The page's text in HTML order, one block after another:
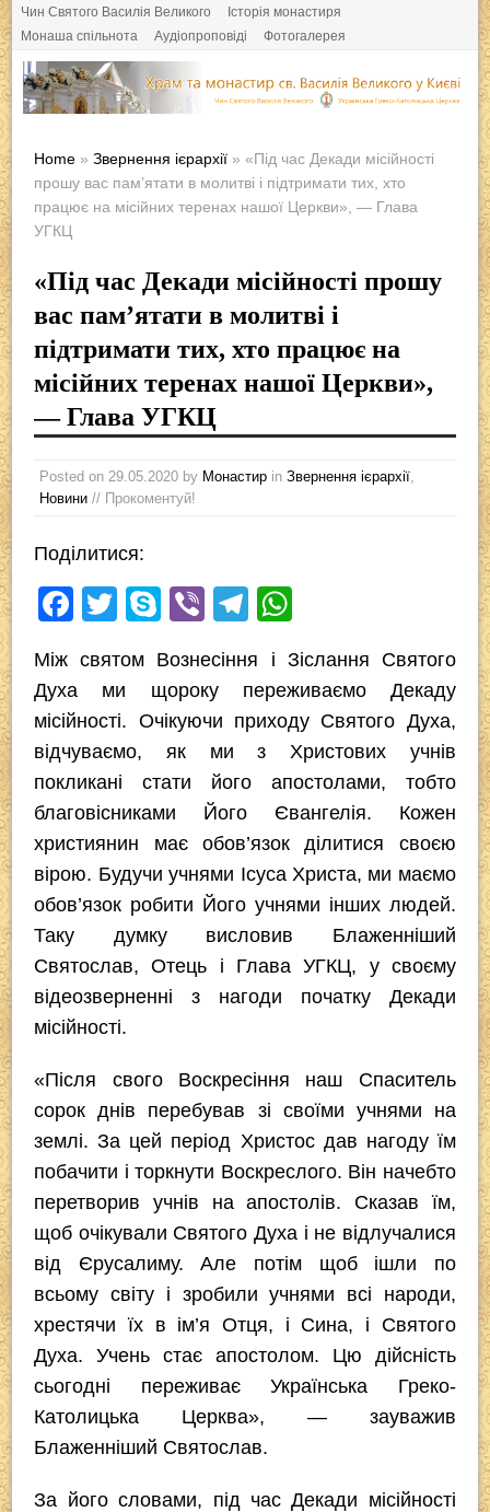
Чин Святого Василія Великого
Історія монастиря
Монаша спільнота
Аудіопроповіді Фотогалерея
Home »Звернення ієрархії » «Під час Декади місійності
прошу вас пам’ятати в молитві і підтримати тих, хто
працює на місійних теренах нашої Церкви», — Глава
УГКЦ
«Під час Декади місійності прошу
вас пам’ятати в молитві і
підтримати тих, хто працює на
місійних теренах нашої Церкви»,
— Глава УГКЦ
Posted on 29.05.2020 by Монастир inЗвернення ієрархії
Новини // Прокоментуй!
Поділитися:
F
c
e
b
o
o
k
T
tt
er
S
p
e
Vi
er
T
e
gr
a
m
at
s
A
p
p
Між святом Вознесіння і Зіслання Святого
Духа ми щороку переживаємо Декаду
місійності. Очікуючи приходу Святого Духа,
відчуваємо, як ми з Христових учнів
покликані стати його апостолами, тобто
благовісниками Його Євангелія. Кожен
християнин має обов’язок ділитися своєю
вірою. Будучи учнями Ісуса Христа, ми маємо
обов’язок робити Його учнями інших людей.
Таку думку висловив Блаженніший
Святослав, Отець і Глава УГКЦ, у своєму
відеозверненні з нагоди початку Декади
місійності.
«Після свого Воскресіння наш Спаситель
сорок днів перебував зі своїми учнями на
землі. За цей період Христос дав нагоду їм
побачити і торкнути Воскреслого. Він начебто
перетворив учнів на апостолів. Сказав їм,
щоб очікували Святого Духа і не відлучалися
від Єрусалиму. Але потім щоб ішли по
всьому світу і зробили учнями всі народи,
хрестячи їх в ім’я Отця, і Сина, і Святого
Духа. Учень стає апостолом. Цю дійсність
сьогодні переживає Українська Греко-
Католицька Церква», — зауважив
Блаженніший Святослав.
За його словами, під час Декади місійності